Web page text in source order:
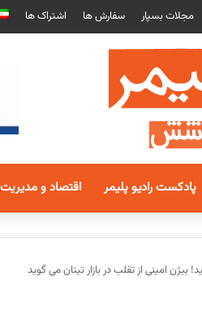
مجلات بسپار سفارش ها اشتراک ها
پادکست رادیو پلیمر اقتصاد و مدیریت
امینی از تقلب در بازار تیتان می گوید